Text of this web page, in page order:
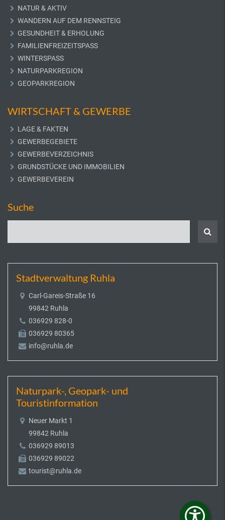
NATUR & AKTIV
WANDERN AUF DEM RENNSTEIG
GESUNDHEIT & ERHOLUNG
FAMILIENFREIZEITSPASS
WINTERSPASS
NATURPARKREGION
GEOPARKREGION
WIRTSCHAFT & GEWERBE
LAGE & FAKTEN
GEWERBEGEBIETE
GEWERBEVERZEICHNIS
GRUNDSTÜCKE UND IMMOBILIEN
GEWERBEVEREIN
Suche
Stadtverwaltung Ruhla
Carl-Gareis-Straße 16
99842 Ruhla
036929 828-0
036929 80365
info@ruhla.de
Naturpark-, Geopark- und
Touristinformation
Neuer Markt 1
99842 Ruhla
036929 89013
036929 89022
tourist@ruhla.de